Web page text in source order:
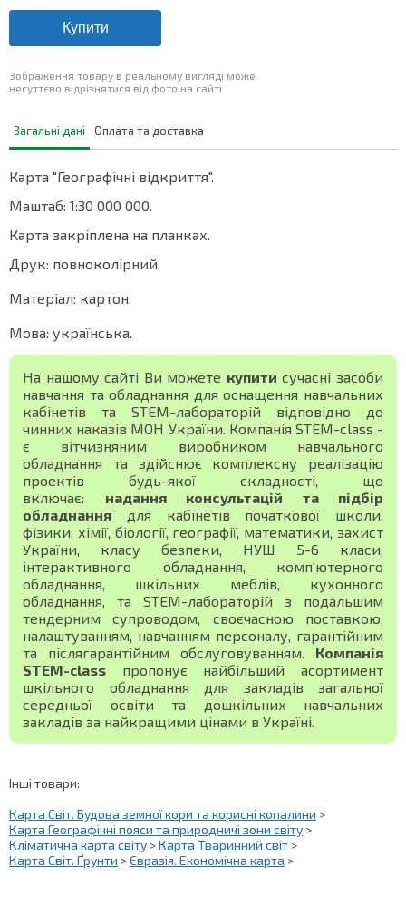
Купити
Зображення товару в реальному вигляді може
несуттєво відрізнятися від фото на сайті
Загальні дані Оплата та доставка
Карта "Географічні відкриття".
Маштаб: 1:30 000 000.
Карта закріплена на планках.
Друк: повноколірний.
Матеріал: картон.
Мова: українська.
На нашому сайті Ви можете купити сучасні засоби
навчання та обладнання для оснащення навчальних
кабінетів та STEM-лабораторій відповідно до
чинних наказів МОН України. Компанія STEM-class -
є вітчизняним виробником навчального
обладнання та здійснює комплексну реалізацію
проектів будь-якої складності, що
включає: надання консультацій та підбір
обладнання для кабінетів початкової школи,
фізики, хімії, біології, географії, математики, захист
України, класу безпеки, НУШ 5-6 класи,
інтерактивного обладнання, комп'ютерного
обладнання, шкільних меблів, кухонного
обладнання, та STEM-лабораторій з подальшим
тендерним супроводом, своєчасною поставкою,
налаштуванням, навчанням персоналу, гарантійним
та післягарантійним обслуговуванням. Компанія
STEM-class пропонує найбільший асортимент
шкільного обладнання для закладів загальної
середньої освіти та дошкільних навчальних
закладів за найкращими цінами в Україні.
Інші товари:
Карта Світ. Будова земної кори та корисні копалини >
Карта Географічні пояси та природничі зони світу >
Кліматична карта світу >Карта Тваринний світ >
Карта Світ. Ґрунти >Євразія. Економічна карта >